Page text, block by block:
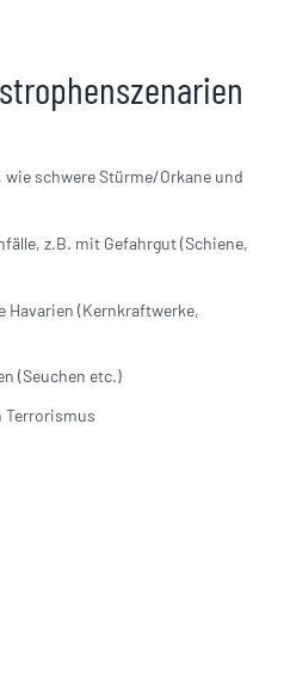
schwere Stürme/Orkane und
z.B. mit Gefahrgut (Schiene,
Havarien (Kernkraftwerke,
(Seuchen etc.)
Terrorismus